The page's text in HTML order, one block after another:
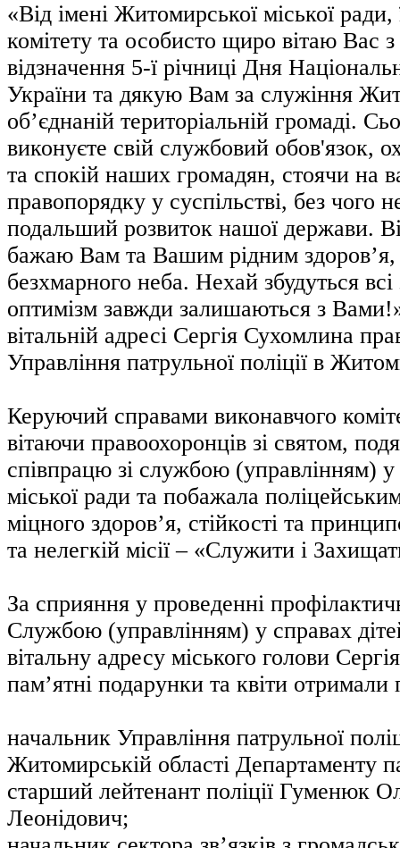
«Від імені Житомирської міської ради,
комітету та особисто щиро вітаю Вас
відзначення 5-ї річниці Дня
України та дякую Вам за служіння
об’єднаній територіальній громаді.
виконуєте свій службовий обов'язок,
та спокій наших громадян, стоячи на
правопорядку у суспільстві, без чого
подальший розвиток нашої держави.
бажаю Вам та Вашим рідним здоров’я,
безхмарного неба. Нехай збудуться всі
оптимізм завжди залишаються з
вітальній адресі Сергія Сухомлина
Управління патрульної поліції в
Керуючий справами виконавчого
вітаючи правоохоронців зі святом,
співпрацю зі службою (управлінням) у
міської ради та побажала
міцного здоров’я, стійкості та
та нелегкій місії – «Служити і
За сприяння у проведенні
Службою (управлінням) у справах
вітальну адресу міського голови
пам’ятні подарунки та квіти отримали
начальник Управління патрульної
Житомирській області Департаменту
старший лейтенант поліції Гуменюк
Леонідович;